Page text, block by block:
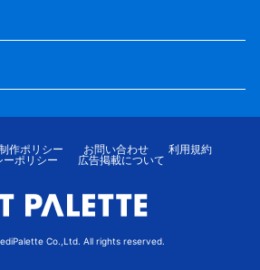
作ポリシー お問い合わせ
利用規約
ーポリシー
広告掲載について
Co.,Ltd. All rights reserved.